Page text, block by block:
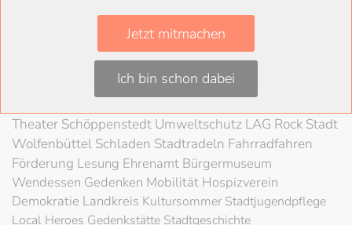
WolfenbüttelLessingtheaterAusstellung
Herzog August BibliothekNachhaltigkeit
KunstvereinMuseumKonzert
Braunschweigische LandschaftHAB
Theater Schöppenstedt Umweltschutz LAG Rock Stadt
Wolfenbüttel Schladen Stadtradeln Fahrradfahren
Förderung Lesung Ehrenamt Bürgermuseum
Wendessen Gedenken Mobilität Hospizverein
Demokratie Landkreis KultursommerStadtjugendpflege
Local Heroes Gedenkstätte Stadtgeschichte
Jetzt mitmachen
Ich bin schon dabei